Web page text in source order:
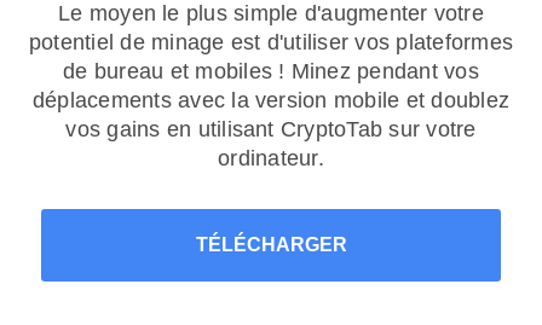
Le moyen le plus simple d'augmenter votre
potentiel de minage est d'utiliser vos plateformes
de bureau et mobiles ! Minez pendant vos
déplacements avec la version mobile et doublez
vos gains en utilisant CryptoTab sur votre
ordinateur.
TÉLÉCHARGER